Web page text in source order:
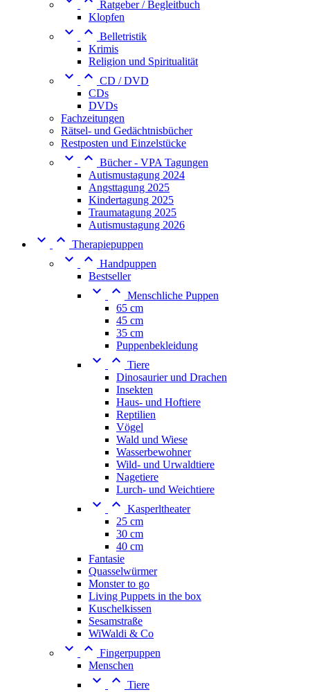
Ratgeber / Begleitbuch
Klopfen
  Belletristik
Krimis
Religion und Spiritualität
  CD / DVD
CDs
DVDs
Fachzeitungen
Rätsel- und Gedächtnisbücher
Restposten und Einzelstücke
  Bücher - VPA Tagungen
Autismustagung 2024
Angsttagung 2025
Kindertagung 2025
Traumatagung 2025
Autismustagung 2026
  Therapiepuppen
  Handpuppen
Bestseller
  Menschliche Puppen
65 cm
45 cm
35 cm
Puppenbekleidung
  Tiere
Dinosaurier und Drachen
Insekten
Haus- und Hoftiere
Reptilien
Vögel
Wald und Wiese
Wasserbewohner
Wild- und Urwaldtiere
Nagetiere
Lurch- und Weichtiere
  Kasperltheater
25 cm
30 cm
40 cm
Fantasie
Quasselwürmer
Monster to go
Living Puppets in the box
Kuschelkissen
Sesamstraße
WiWaldi & Co
  Fingerpuppen
Menschen
  Tiere